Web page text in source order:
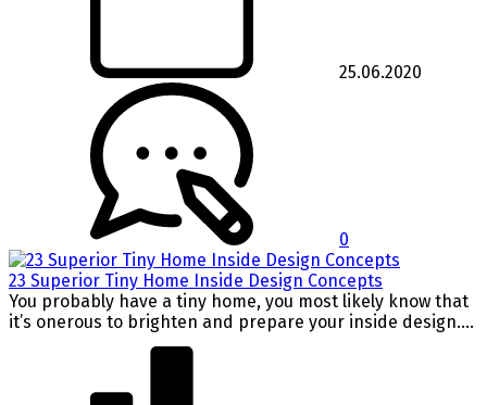
25.06.2020
0
23 Superior Tiny Home Inside Design Concepts
You probably have a tiny home, you most likely know that
it’s onerous to brighten and prepare your inside design....